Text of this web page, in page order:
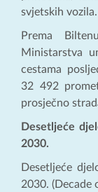
svjetskih vozila.
Prema
Ministarstva
cestama
32 492
prosječno
Desetljeće
2030.
Desetljeće
2030. (Decade